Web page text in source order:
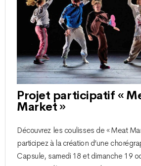
Projet participatif «
Market »
Découvrez les coulisses de « Meat
participez à la création d’une
Capsule, samedi 18 et dimanche 19